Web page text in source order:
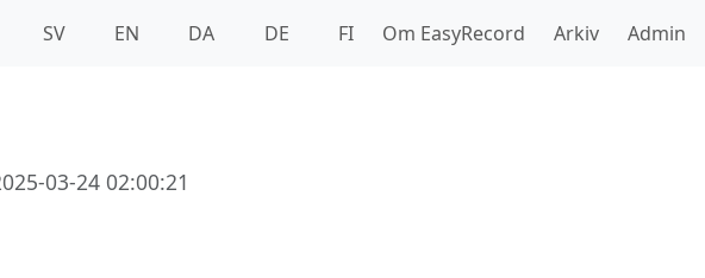
SV EN DA DE FI Om EasyRecord Arkiv Admin
03-24 02:00:21